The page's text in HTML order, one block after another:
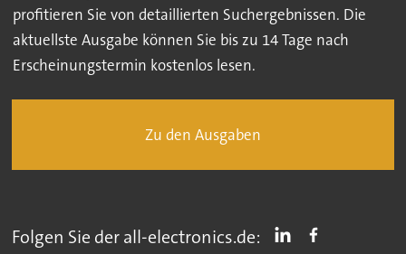
profitieren Sie von detaillierten Suchergebnissen. Die
aktuellste Ausgabe können Sie bis zu 14 Tage nach
Erscheinungstermin kostenlos lesen.
Zu den Ausgaben
Folgen Sie der all-electronics.de: